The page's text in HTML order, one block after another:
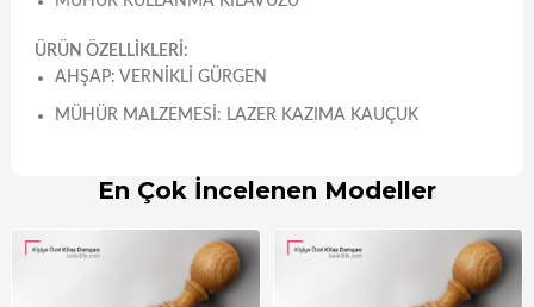
ÜRÜN ÖZELLİKLERİ:
AHŞAP: VERNIKLI GÜRGEN
MÜHÜR MALZEMESI: LAZER KAZIMA KAUÇUK
En Çok İncelenen Modeller